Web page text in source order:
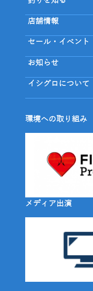
店舗情報
セール・イベント
お知らせ
イシグロについて
環境への取り組み
メディア出演